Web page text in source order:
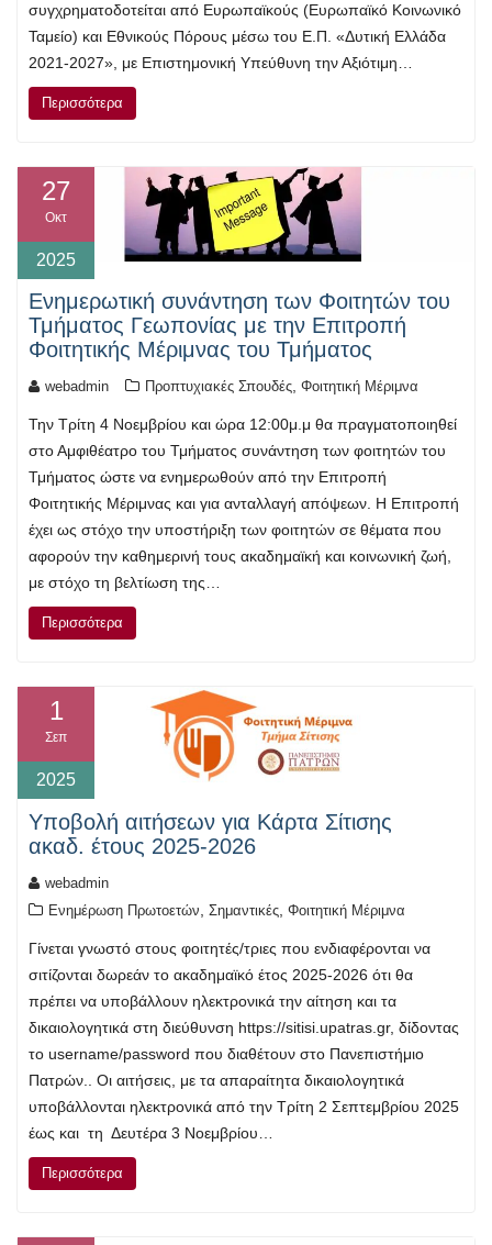
συγχρηματοδοτείται από Ευρωπαϊκούς (Ευρωπαϊκό Κοινωνικό
Ταμείο) και Εθνικούς Πόρους μέσω του Ε.Π. «Δυτική Ελλάδα
2021-2027», με Επιστημονική Υπεύθυνη την Αξιότιμη…
Περισσότερα
27
Οκτ
2025
Ενημερωτική συνάντηση των Φοιτητών του
Τμήματος Γεωπονίας με την Επιτροπή
Φοιτητικής Μέριμνας του Τμήματος
webadmin Προπτυχιακές Σπουδές, Φοιτητική Μέριμνα
Την Τρίτη 4 Νοεμβρίου και ώρα 12:00μ.μ θα πραγματοποιηθεί
στο Αμφιθέατρο του Τμήματος συνάντηση των φοιτητών του
Τμήματος ώστε να ενημερωθούν από την Επιτροπή
Φοιτητικής Μέριμνας και για ανταλλαγή απόψεων. Η Επιτροπή
έχει ως στόχο την υποστήριξη των φοιτητών σε θέματα που
αφορούν την καθημερινή τους ακαδημαϊκή και κοινωνική ζωή,
με στόχο τη βελτίωση της…
Περισσότερα
1
Σεπ
2025
Υποβολή αιτήσεων για Κάρτα Σίτισης
ακαδ. έτους 2025-2026
webadmin
Ενημέρωση Πρωτοετών Σημαντικές Φοιτητική Μέριμνα
Γίνεται γνωστό στους φοιτητές/τριες που ενδιαφέρονται να
σιτίζονται δωρεάν το ακαδημαϊκό έτος 2025-2026 ότι θα
πρέπει να υποβάλλουν ηλεκτρονικά την αίτηση και τα
δικαιολογητικά στη διεύθυνση https://sitisi.upatras.gr, δίδοντας
το username/password που διαθέτουν στο Πανεπιστήμιο
Πατρών.. Οι αιτήσεις, με τα απαραίτητα δικαιολογητικά
υποβάλλονται ηλεκτρονικά από την Τρίτη 2 Σεπτεμβρίου 2025
έως και τη Δευτέρα 3 Νοεμβρίου…
Περισσότερα